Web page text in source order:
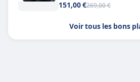
151,00 €269,00 €
Voir tous les bons